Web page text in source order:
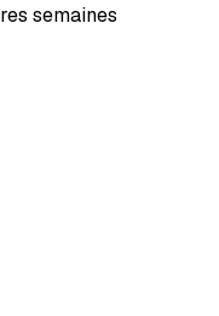
semaines